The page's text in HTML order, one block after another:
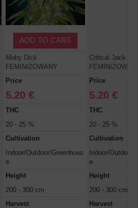
ADD TO CART
Moby Dick
FEMINIZOWANY
Critical Jack
Price
5.20 €
Price
5.20 €
THC
20 - 25 %
THC
20 - 25 %
Cultivation
Indoor/Outdoor/Greenhous
e
Cultivation
Indoor/Outdoor/
e
Height
200 - 300 cm
Height
200 - 300 cm
Harvest
Harvest